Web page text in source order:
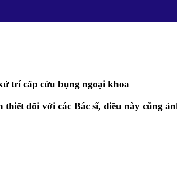
trí cấp cứu bụng ngoại khoa
đối với các Bác sĩ, điều này cũng